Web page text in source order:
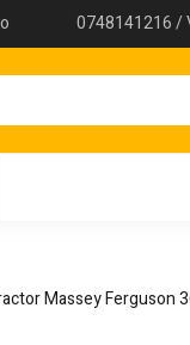
0748141216 /
Massey Ferguson